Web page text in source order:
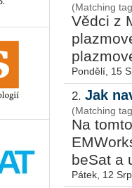
(Matching
Vědci z
Pondělí, 15
2. Jak
(Matching
Na
be­Sat a
Pátek, 12